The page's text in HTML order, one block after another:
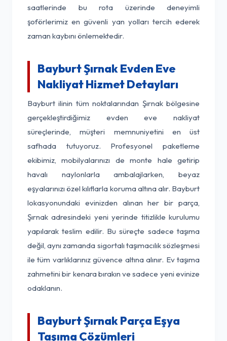
saatlerinde bu rota üzerinde deneyimli
şoförlerimiz en güvenli yan yolları tercih ederek
zaman kaybını önlemektedir.
Bayburt Şırnak Evden Eve
Nakliyat Hizmet Detayları
Bayburt ilinin tüm noktalarından Şırnak bölgesine
gerçekleştirdiğimiz evden eve nakliyat
süreçlerinde, müşteri memnuniyetini en üst
safhada tutuyoruz. Profesyonel paketleme
ekibimiz, mobilyalarınızı de monte hale getirip
havalı naylonlarla ambalajlarken, beyaz
eşyalarınızı özel kılıflarla koruma altına alır. Bayburt
lokasyonundaki evinizden alınan her bir parça,
Şırnak adresindeki yeni yerinde titizlikle kurulumu
yapılarak teslim edilir. Bu süreçte sadece taşıma
değil, aynı zamanda sigortalı taşımacılık sözleşmesi
ile tüm varlıklarınız güvence altına alınır. Ev taşıma
zahmetini bir kenara bırakın ve sadece yeni evinize
odaklanın.
Bayburt Şırnak Parça Eşya
Taşıma Çözümleri